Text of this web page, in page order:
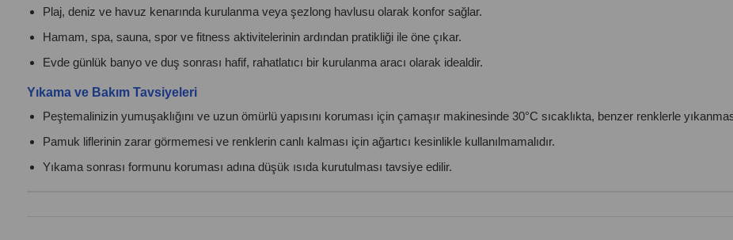
Plaj, deniz ve havuz kenarında kurulanma veya şezlong havlusu olarak konfor sağlar.
Hamam, spa, sauna, spor ve fitness aktivitelerinin ardından pratikliği ile öne çıkar.
Evde günlük banyo ve duş sonrası hafif, rahatlatıcı bir kurulanma aracı olarak idealdir.
Yıkama ve Bakım Tavsiyeleri
Peştemalinizin yumuşaklığını ve uzun ömürlü yapısını koruması için çamaşır makinesinde 30°C sıcaklıkta, benzer renklerle
Pamuk liflerinin zarar görmemesi ve renklerin canlı kalması için ağartıcı kesinlikle kullanılmamalıdır.
Yıkama sonrası formunu koruması adına düşük ısıda kurutulması tavsiye edilir.